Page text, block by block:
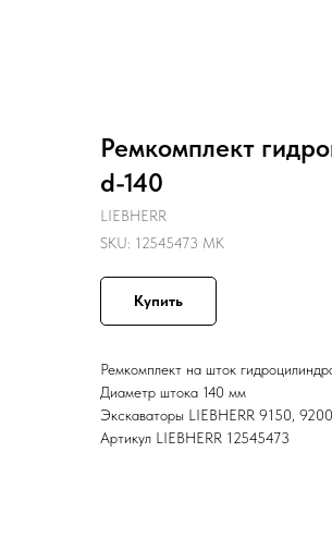
Ремкомплект
d-140
LIEBHERR
SKU: 12545473 MK
Купить
Ремкомплект на шток
Диаметр штока 140 мм
Экскаваторы LIEBHERR 9150, 9200
Артикул LIEBHERR 12545473